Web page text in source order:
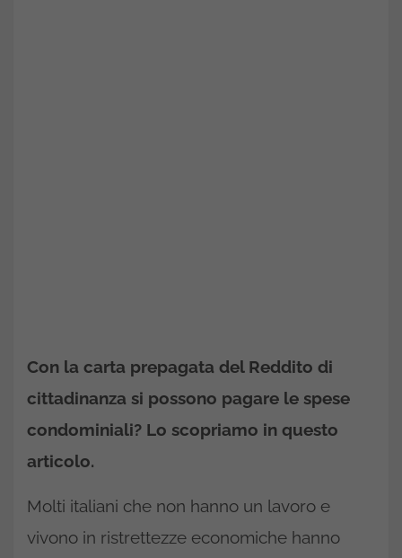
Con la carta prepagata del Reddito di
cittadinanza si possono pagare le spese
condominiali? Lo scopriamo in questo
articolo.
Molti italiani che non hanno un lavoro e
vivono in ristrettezze economiche hanno